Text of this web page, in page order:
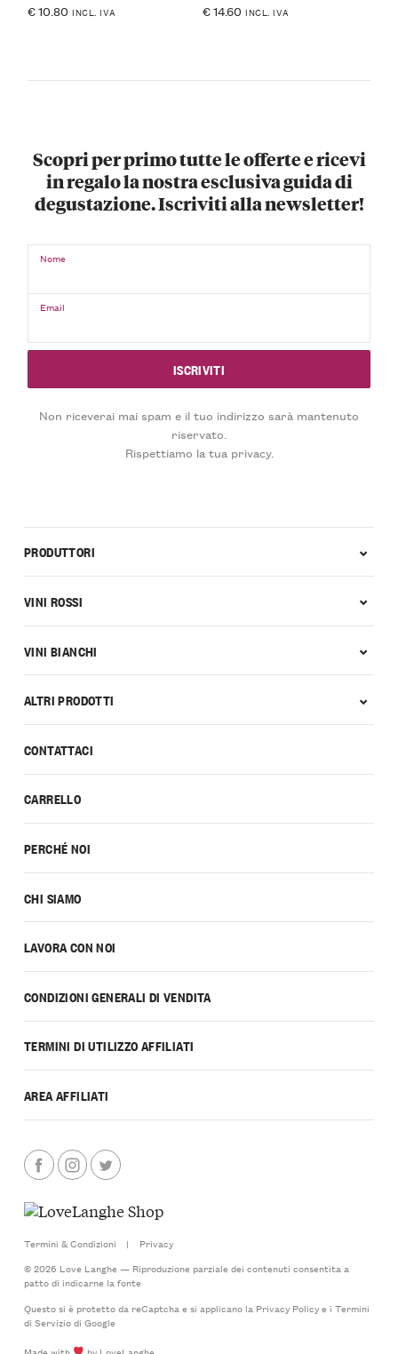
€10.80 INCL. IVA €14.60 INCL. IVA
Scopri per primo tutte le offerte e ricevi
in regalo la nostra esclusiva guida di
degustazione. Iscriviti alla newsletter!
Nome
Email
Non riceverai mai spam e il tuo indirizzo sarà mantenuto
riservato.
Rispettiamo la tua privacy.
CONTATTACI
CARRELLO
PERCHÉ NOI
CHI SIAMO
LAVORA CON NOI
CONDIZIONI GENERALI DI VENDITA
TERMINI DI UTILIZZO AFFILIATI
AREA AFFILIATI
PRODUTTORI
VINI ROSSI
VINI BIANCHI
ALTRI PRODOTTI
Termini & Condizioni |
Privacy
© 2026 Love Langhe — Riproduzione parziale dei contenuti consentita a
patto di indicarne la fonte
Questo si è protetto da reCaptcha e si applicano la Privacy Policye i Termini
di Serviziodi Google